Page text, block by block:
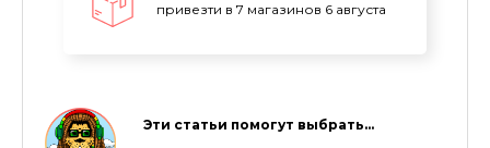
привезти в 7 магазинов 6 августа
Эти статьи помогут выбрать…